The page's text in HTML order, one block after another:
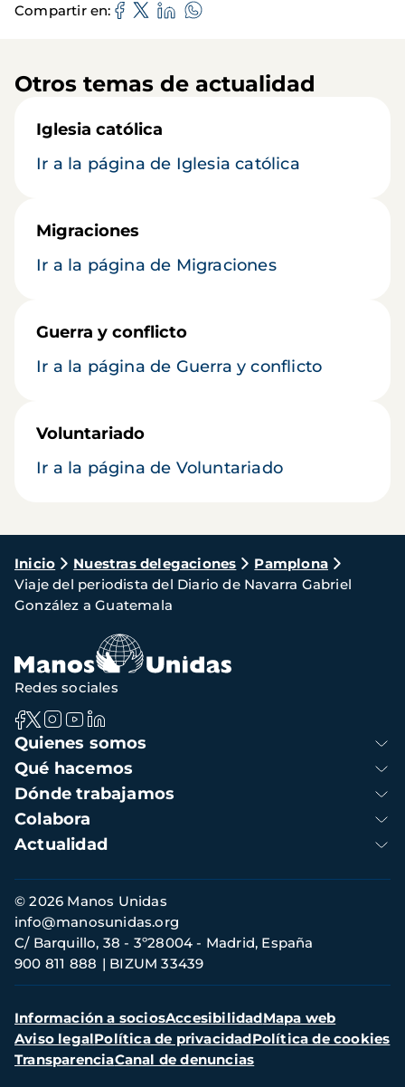
Compartir en
Otros temas de actualidad
Iglesia católica
Ir a la página de Iglesia católica
Migraciones
Ir a la página de Migraciones
Guerra y conflicto
Ir a la página de Guerra y conflicto
Voluntariado
Ir a la página de Voluntariado
Ruta
de
navegación
Inicio Nuestras delegaciones
Pamplona
Viaje del periodista del Diario de Navarra Gabriel
González a Guatemala
Navegación
principal
Quienes somos
Qué hacemos
Dónde trabajamos
Colabora
Actualidad
Redes sociales
Información
de
contacto
© 2026 Manos Unidas
C/ Barquillo, 38 - 3º28004 - Madrid, España
900 811 888
BIZUM 33439
info@manosunidas.org
Menú
secundario
Información a sociosAccesibilidadMapa web
Aviso legalPolítica de privacidadPolítica de cookies
TransparenciaCanal de denuncias